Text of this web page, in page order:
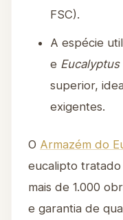
FSC).
A espécie
e
superior,
exigentes.
O Armazém do
eucalipto
mais de 1.000
e garantia de